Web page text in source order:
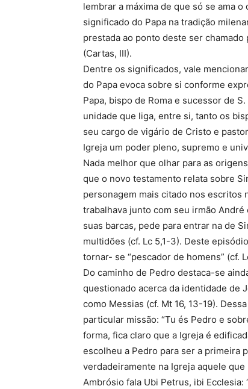
lembrar a máxima de que só se ama
significado do Papa na tradição
prestada ao ponto deste ser chamado
(Cartas, III).
Dentre os significados, vale
do Papa evoca sobre si conforme
Papa, bispo de Roma e sucessor de
unidade que liga, entre si, tanto os
seu cargo de vigário de Cristo e
Igreja um poder pleno, supremo e
Nada melhor que olhar para as
que o novo testamento relata sobre
personagem mais citado nos escritos
trabalhava junto com seu irmão
suas barcas, pede para entrar na de
multidões (cf. Lc 5,1-3). Deste
tornar- se “pescador de homens” (cf.
Do caminho de Pedro destaca-se
questionado acerca da identidade de
como Messias (cf. Mt 16, 13-19).
particular missão: “Tu és Pedro e
forma, fica claro que a Igreja é
escolheu a Pedro para ser a primeira
verdadeiramente na Igreja aquele
Ambrósio fala Ubi Petrus, ibi Ecclesia: